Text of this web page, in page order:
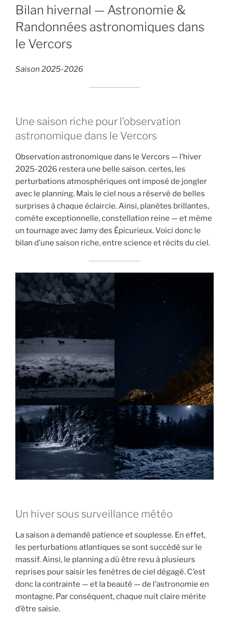
ON
Bilan hivernal — Astronomie &
Randonnées astronomiques dans
le Vercors
Saison 2025-2026
Une saison riche pour l’observation
astronomique dans le Vercors
Observation astronomique dans le Vercors — l’hiver
2025-2026 restera une belle saison. certes, les
perturbations atmosphériques ont imposé de jongler
avec le planning. Mais le ciel nous a réservé de belles
surprises à chaque éclaircie. Ainsi, planètes brillantes,
comète exceptionnelle, constellation reine — et même
un tournage avec Jamy des Épicurieux. Voici donc le
bilan d’une saison riche, entre science et récits du ciel.
Un hiver sous surveillance météo
La saison a demandé patience et souplesse. En effet,
les perturbations atlantiques se sont succédé sur le
massif. Ainsi, le planning a dû être revu à plusieurs
reprises pour saisir les fenêtres de ciel dégagé. C’est
donc la contrainte — et la beauté — de l’astronomie en
montagne. Par conséquent, chaque nuit claire mérite
d’être saisie.